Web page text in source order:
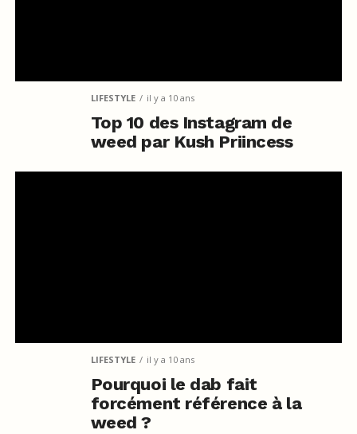
LIFESTYLE il y a 10 ans
Top 10 des Instagram de
weed par Kush Priincess
LIFESTYLE il y a 10 ans
Pourquoi le dab fait
forcément référence à la
weed ?